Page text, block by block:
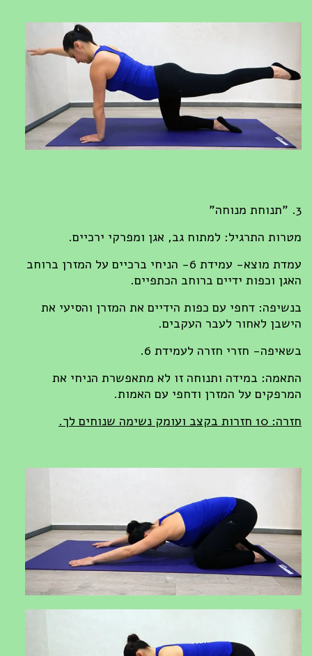
3. "תנוחת מנוחה"
מטרות התרגיל: למתוח גב, אגן ומפרקי ירכיים.
עמדת מוצא- עמידת 6- הניחי ברכיים על המזרן ברוחב
האגן וכפות ידיים ברוחב הכתפיים.
בנשיפה: דחפי עם כפות הידיים את המזרן והסיעי את
הישבן לאחור לעבר העקבים.
בשאיפה- חזרי חזרה לעמידת 6.
התאמה: במידה ותנוחה זו לא מתאפשרת הניחי את
המרפקים על המזרן ודחפי עם האמות.
חזרה: 10 חזרות בקצב ועומק נשימה שנוחים לך.